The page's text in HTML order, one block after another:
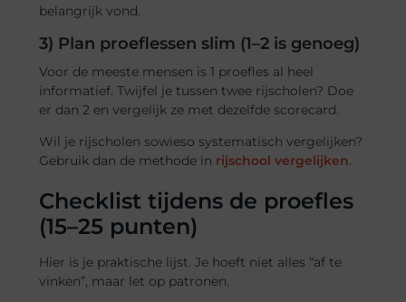
belangrijk vond.
3) Plan proeflessen slim (1–2 is genoeg)
Voor de meeste mensen is 1 proefles al heel
informatief. Twijfel je tussen twee rijscholen? Doe
er dan 2 en vergelijk ze met dezelfde scorecard.
Wil je rijscholen sowieso systematisch vergelijken?
Gebruik dan de methode in rijschool vergelijken.
Checklist tijdens de proefles
(15–25 punten)
Hier is je praktische lijst. Je hoeft niet alles “af te
vinken”, maar let op patronen.